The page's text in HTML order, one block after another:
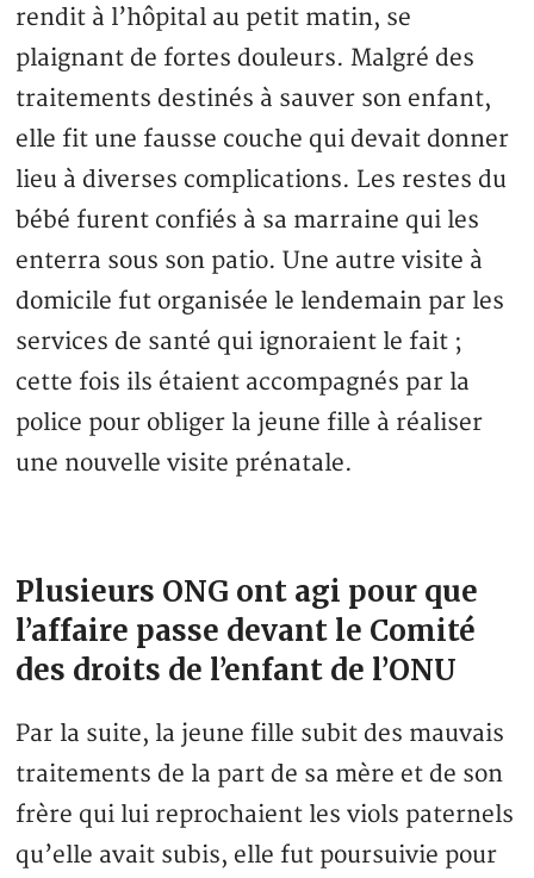
rendit à l’hôpital au petit matin, se
plaignant de fortes douleurs. Malgré des
traitements destinés à sauver son enfant,
elle fit une fausse couche qui devait donner
lieu à diverses complications. Les restes du
bébé furent confiés à sa marraine qui les
enterra sous son patio. Une autre visite à
domicile fut organisée le lendemain par les
services de santé qui ignoraient le fait ;
cette fois ils étaient accompagnés par la
police pour obliger la jeune fille à réaliser
une nouvelle visite prénatale.
Plusieurs ONG ont agi pour que
l’affaire passe devant le Comité
des droits de l’enfant de l’ONU
Par la suite, la jeune fille subit des mauvais
traitements de la part de sa mère et de son
frère qui lui reprochaient les viols paternels
qu’elle avait subis, elle fut poursuivie pour